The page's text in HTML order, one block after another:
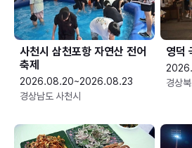
사천시 삼천포항 자연산 전어
축제
2026.08.20~2026.08.23
경상남도 사천시
영덕
경상